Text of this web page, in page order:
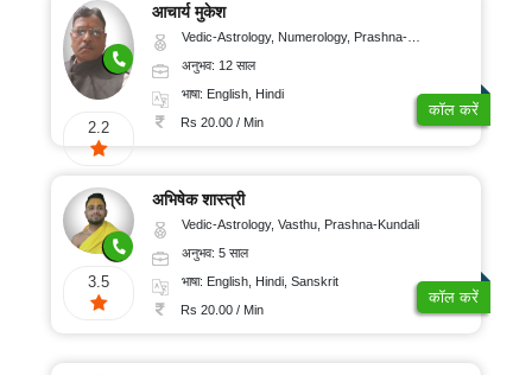
2.2
आचार्य मुकेश
Vedic-Astrology, Numerology, Prashna-Kundali
अनुभव: 12 साल
भाषा: English, Hindi
Rs 20.00 / Min
कॉल करें
3.5
अभिषेक शास्त्री
Vedic-Astrology, Vasthu, Prashna-Kundali
अनुभव: 5 साल
भाषा: English, Hindi, Sanskrit
Rs 20.00 / Min
कॉल करें